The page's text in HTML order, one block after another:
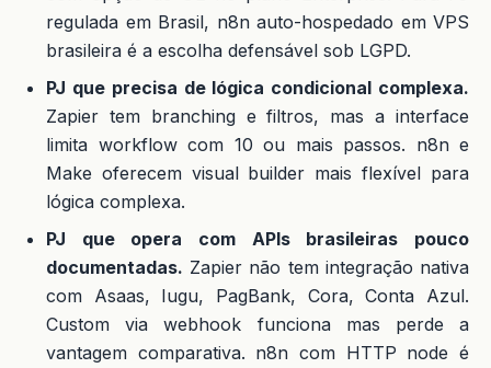
regulada em Brasil, n8n auto-hospedado em VPS
brasileira é a escolha defensável sob LGPD.
PJ que precisa de lógica condicional complexa.
Zapier tem branching e filtros, mas a interface
limita workflow com 10 ou mais passos. n8n e
Make oferecem visual builder mais flexível para
lógica complexa.
PJ que opera com APIs brasileiras pouco
documentadas. Zapier não tem integração nativa
com Asaas, Iugu, PagBank, Cora, Conta Azul.
Custom via webhook funciona mas perde a
vantagem comparativa. n8n com HTTP node é